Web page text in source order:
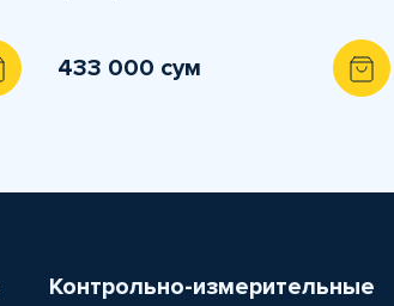
433 000 сум
Контрольно-измерительные